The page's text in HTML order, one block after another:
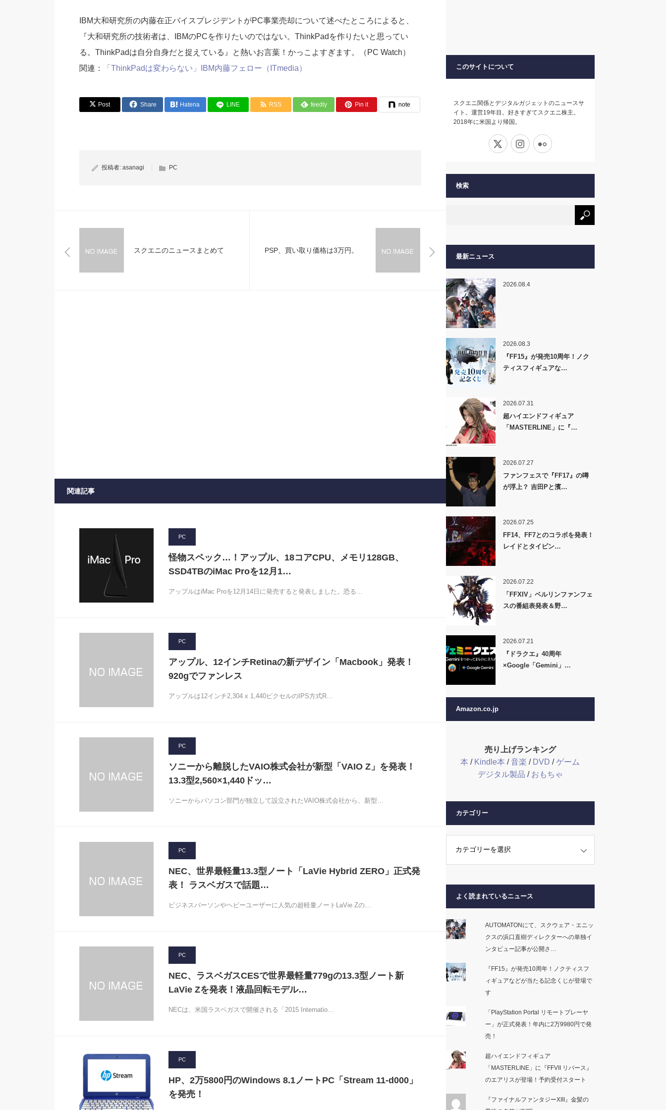
IBM大和研究所の内藤在正バイスプレジデントがPC事業売却について述べたところによると、
『大和研究所の技術者は、IBMのPCを作りたいのではない。ThinkPadを作りたいと思ってい
る。ThinkPadは自分自身だと捉えている』と熱いお言葉！かっこよすぎます。（PC Watch）
関連：
「ThinkPadは変わらない」IBM内藤フェロー（ITmedia）
Post Share Hatena LINE RSS feedly Pin it note
投稿者: asanagi PC
スクエニのニュースまとめて PSP、買い取り価格は3万円。
関連記事
PC
怪物スペック…！アップル、18コアCPU、メモリ128GB、
SSD4TBのiMac Proを12月1…
アップルはiMac Proを12月14日に発売すると発表しました。恐る…
PC
アップル、12インチRetinaの新デザイン「Macbook」発表！
920gでファンレス
アップルは12インチ2,304 x 1,440ピクセルのIPS方式R…
PC
ソニーから離脱したVAIO株式会社が新型「VAIO Z」を発表！
13.3型2,560×1,440ドッ…
ソニーからパソコン部門が独立して設立されたVAIO株式会社から、新型…
PC
NEC、世界最軽量13.3型ノート「LaVie Hybrid ZERO」正式発
表！ ラスベガスで話題…
ビジネスパーソンやヘビーユーザーに人気の超軽量ノートLaVie Zの…
PC
NEC、ラスベガスCESで世界最軽量779gの13.3型ノート新
LaVie Zを発表！液晶回転モデル…
NECは、米国ラスベガスで開催される「2015 Internatio…
PC
HP、2万5800円のWindows 8.1ノートPC「Stream 11-d000」
を発売！
このサイトについて
スクエニ関係とデジタルガジェットのニュースサ
イト。運営19年目。好きすぎてスクエニ株主。
2018年に米国より帰国。
Instagram
検索
最新ニュース
2026.08.4
2026.08.3
『FF15』が発売10周年！ノク
ティスフィギュアな…
2026.07.31
超ハイエンドフィギュア
「MASTERLINE」に『…
2026.07.27
ファンフェスで『FF17』の噂
が浮上？ 吉田Pと濱…
2026.07.25
FF14、FF7とのコラボを発表！
レイドとタイピン…
2026.07.22
「FFXIV」ベルリンファンフェ
スの番組表発表＆野…
2026.07.21
『ドラクエ』40周年
×Google「Gemini」…
Amazon.co.jp
売り上げランキング
本 / Kindle本 /音楽 / DVD /ゲーム
デジタル製品 / おもちゃ
カテゴリー
よく読まれているニュース
AUTOMATONにて、スクウェア・エニッ
クスの浜口直樹ディレクターへの単独イ
ンタビュー記事が公開さ…
『FF15』が発売10周年！ノクティスフ
ィギュアなどが当たる記念くじが登場で
す
「PlayStation Portal リモートプレーヤ
ー」が正式発表！年内に2万9980円で発
売！
超ハイエンドフィギュア
「MASTERLINE」に『FFVII リバース』
のエアリスが登場！予約受付スタート
『ファイナルファンタジーXIII』金髪の